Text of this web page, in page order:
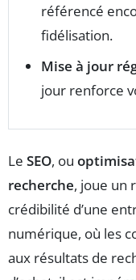
référencé
fidélisation.
Mise à jour
jour renforce
Le SEO, ou
recherche, joue un
crédibilité d’une
numérique, où les
aux résultats de